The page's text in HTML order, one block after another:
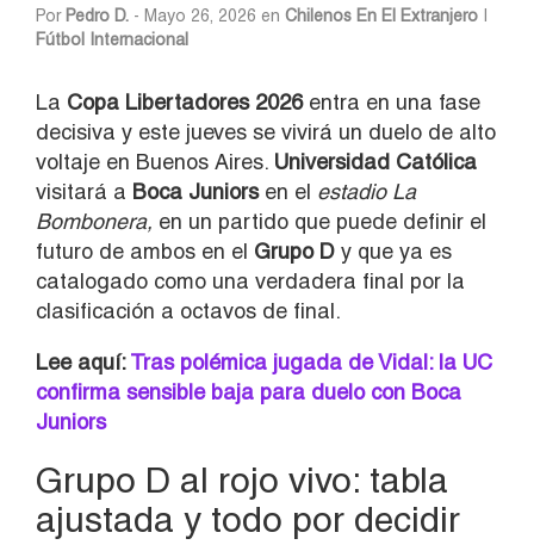
Por Pedro D. - Mayo 26, 2026 en Chilenos En El Extranjero
Fútbol Internacional
La Copa Libertadores 2026entra en una fase
decisiva y este jueves se vivirá un duelo de alto
voltaje en Buenos Aires. Universidad Católica
visitará a Boca Juniorsen el estadio La
Bombonera, en un partido que puede definir el
futuro de ambos en el Grupo D y que ya es
catalogado como una verdadera final por la
clasificación a octavos de final.
Lee aquí:Tras polémica jugada de Vidal: la UC
confirma sensible baja para duelo con Boca
Juniors
Grupo D al rojo vivo: tabla
ajustada y todo por decidir